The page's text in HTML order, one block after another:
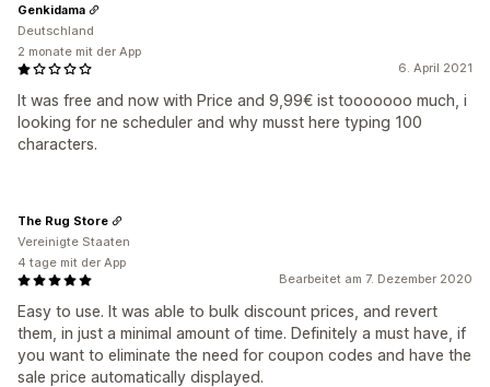
6. April 2021
It was free and now with Price and 9,99€ ist tooooooo much, i
looking for ne scheduler and why musst here typing 100
characters.
Genkidama
Deutschland
2 monate mit der App
Bearbeitet am 7. Dezember 2020
Easy to use. It was able to bulk discount prices, and revert
them, in just a minimal amount of time. Definitely a must have, if
you want to eliminate the need for coupon codes and have the
sale price automatically displayed.
The Rug Store
Vereinigte Staaten
4 tage mit der App